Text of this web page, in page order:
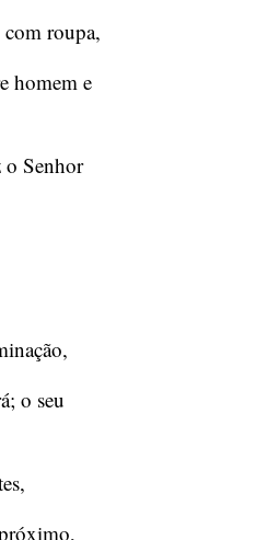
roupa,
homem e
o Senhor
o seu